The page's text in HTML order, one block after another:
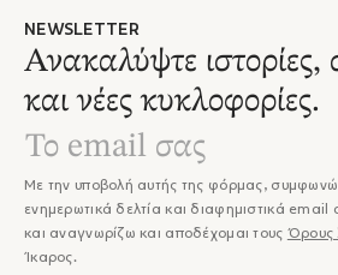
NEWSLETTER
Ανακαλύψτε ιστορίες,
και νέες κυκλοφορίες.
Με την υποβολή αυτής της φόρμας,
ενημερωτικά δελτία και διαφημιστικά email
και αναγνωρίζω και αποδέχομαι τους Όρους
Ίκαρος.